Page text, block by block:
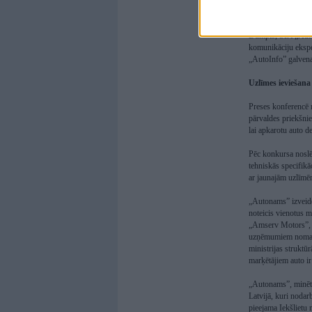
Konkursā
Dumpis, SIA
komunikāciju
„AutoInfo”
Uzlīmes
Preses
pārvaldes
lai apkarotu auto
Pēc konkursa
tehniskās
ar jaunajām
„Autonams”
noteicis vienotus
„Amserv
uzņēmumiem
ministrijas
marķētājiem auto
„Autonams”,
Latvijā, kuri
pieejama Iekšlietu